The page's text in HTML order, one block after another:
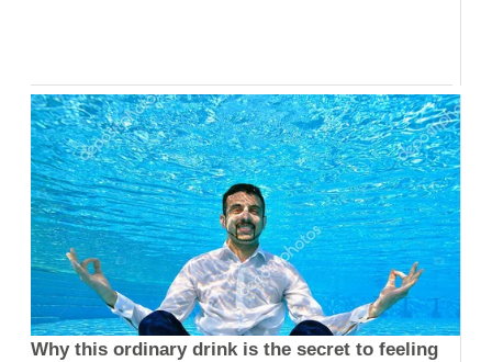
Why this ordinary drink is the secret to feeling